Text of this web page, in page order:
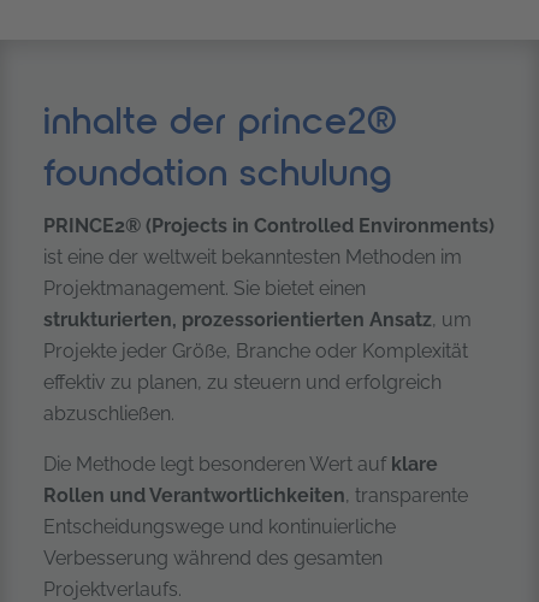
inhalte der prince2®
foundation schulung
PRINCE2® (Projects in Controlled Environments)
ist eine der weltweit bekanntesten Methoden im
Projektmanagement. Sie bietet einen
strukturierten, prozessorientierten Ansatz, um
Projekte jeder Größe, Branche oder Komplexität
effektiv zu planen, zu steuern und erfolgreich
abzuschließen.
Die Methode legt besonderen Wert auf klare
Rollen und Verantwortlichkeiten, transparente
Entscheidungswege und kontinuierliche
Verbesserung während des gesamten
Projektverlaufs.